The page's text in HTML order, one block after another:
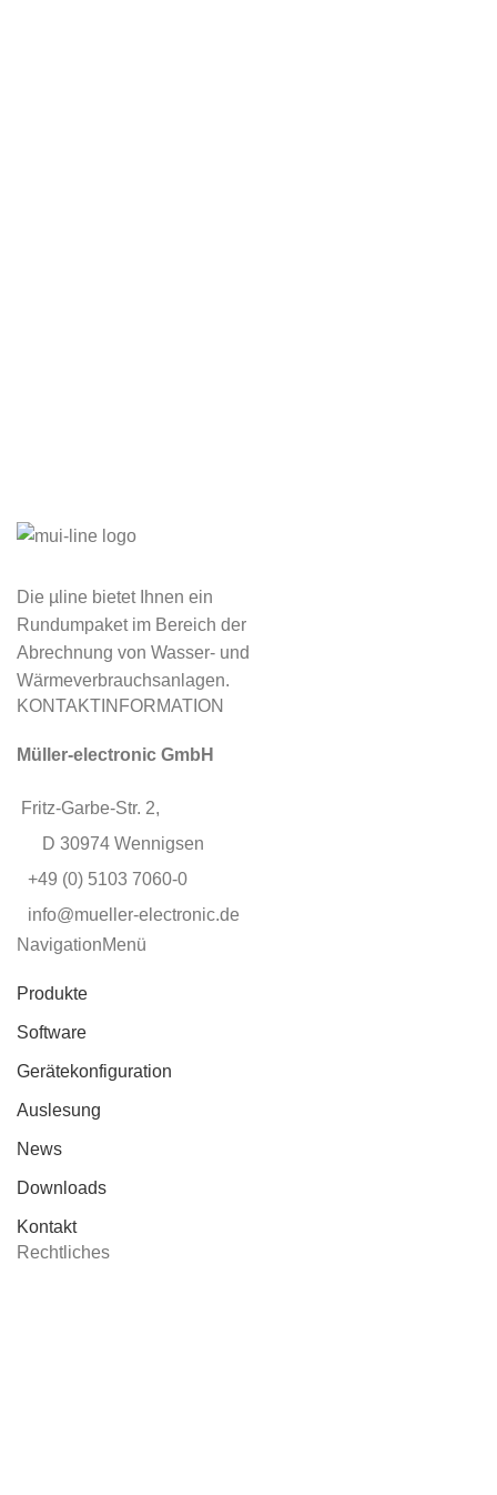
Die µline bietet Ihnen ein
Rundumpaket im Bereich der
Abrechnung von Wasser- und
Wärmeverbrauchsanlagen.
KONTAKTINFORMATION
Müller-electronic GmbH
Fritz-Garbe-Str. 2,
D 30974 Wennigsen
+49 (0) 5103 7060-0
info@mueller-electronic.de
NavigationMenü
Produkte
Software
Gerätekonfiguration
Auslesung
News
Downloads
Kontakt
Rechtliches